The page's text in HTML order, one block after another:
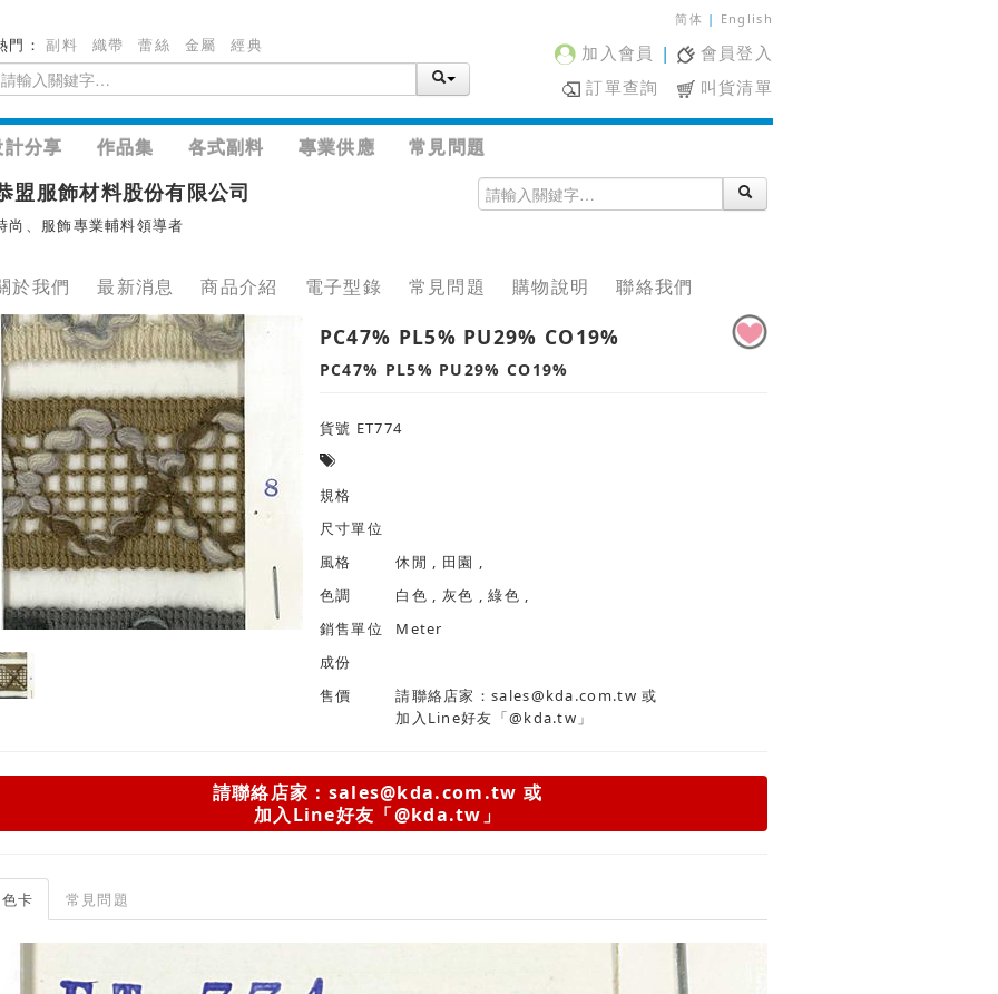
門：副料 織帶 蕾絲 金屬 經典
简体 | English
加入會員 |
會員登入
訂單查詢
叫貨清單
計分享 作品集 各式副料 專業供應 常見問題
盟服飾材料股份有限公司
尚、服飾專業輔料領導者
於我們 最新消息 商品介紹 電子型錄 常見問題 購物說明 聯絡我們
PC47% PL5% PU29% CO19%
PC47% PL5% PU29% CO19%
貨號 ET774
規格
尺寸單位
風格
休閒 , 田園 ,
色調
白色 , 灰色 , 綠色 ,
銷售單位
成份
售價
請聯絡店家：sales@kda.com.tw或
加入Line好友「@kda.tw」
請聯絡店家：sales@kda.com.tw 或
加入Line好友「@kda.tw」
色卡 常見問題